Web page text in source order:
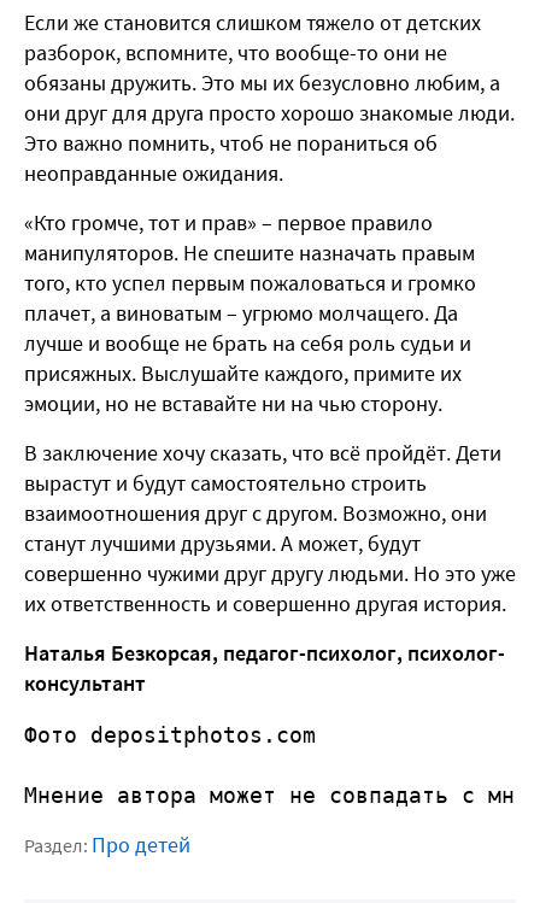
Если же становится слишком тяжело от детских
разборок, вспомните, что вообще-то они не
обязаны дружить. Это мы их безусловно любим, а
они друг для друга просто хорошо знакомые люди.
Это важно помнить, чтоб не пораниться об
неоправданные ожидания.
«Кто громче, тот и прав» – первое правило
манипуляторов. Не спешите назначать правым
того, кто успел первым пожаловаться и громко
плачет, а виноватым – угрюмо молчащего. Да
лучше и вообще не брать на себя роль судьи и
присяжных. Выслушайте каждого, примите их
эмоции, но не вставайте ни на чью сторону.
В заключение хочу сказать, что всё пройдёт. Дети
вырастут и будут самостоятельно строить
взаимоотношения друг с другом. Возможно, они
станут лучшими друзьями. А может, будут
совершенно чужими друг другу людьми. Но это уже
их ответственность и совершенно другая история.
Наталья Безкорсая, педагог-психолог, психолог-
консультант
Фото depositphotos.com
Мнение автора может не совпадать с
Раздел: Про детей